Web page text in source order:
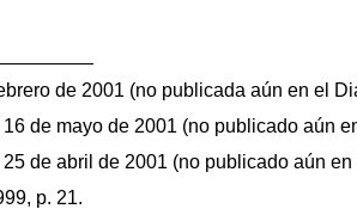
de 2001 (no publicada aún en el
de mayo de 2001 (no publicado aún
de abril de 2001 (no publicado aún
p. 21.